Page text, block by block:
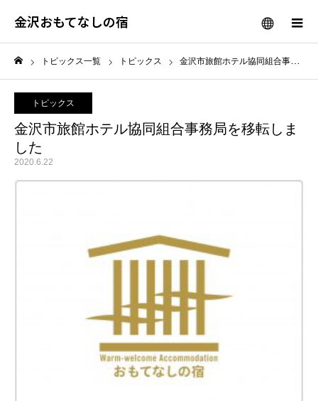
金沢おもてなしの宿 メニュー
トピックス一覧 トピックス 金沢市旅館ホテル協同組合事務局を移転しました
トピックス
金沢市旅館ホテル協同組合事務局を移転しま
した
2020.6.22